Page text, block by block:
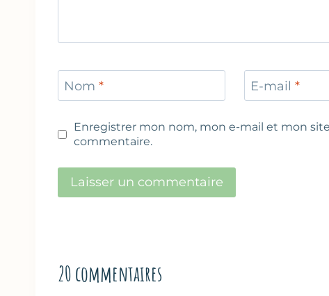
Nom * E-mail*
Enregistrer mon nom, mon e-mail et mon
commentaire.
20 commentaires